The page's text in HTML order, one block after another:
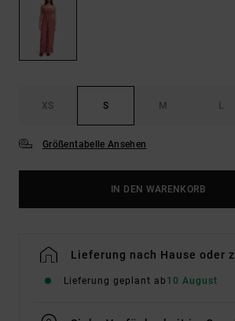
XS S M L
Größentabelle Ansehen
IN DEN WARENKORB
Lieferung nach Hause oder
Lieferung geplant ab 10 August